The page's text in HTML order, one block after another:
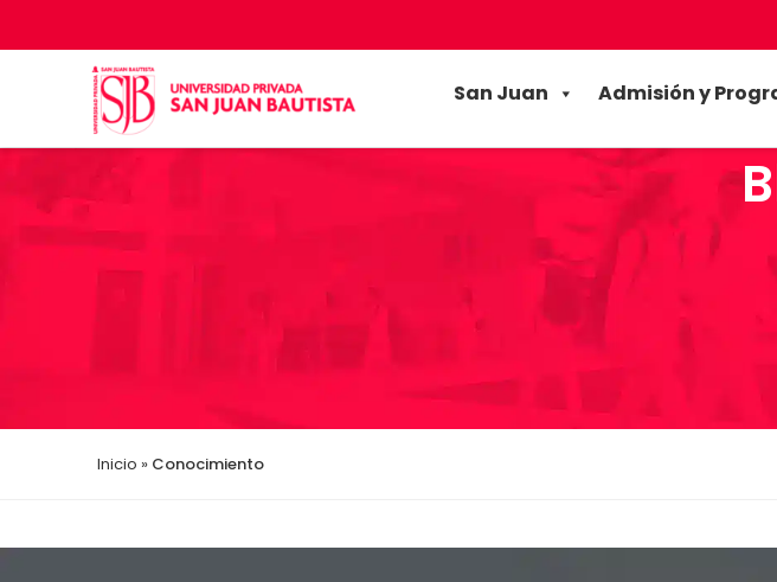
San Juan Admisión y
Inicio » Conocimiento